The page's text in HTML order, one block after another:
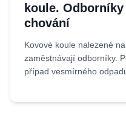
koule.
chování
Kovové koule nalezené
zaměstnávají odborníky.
případ vesmírného